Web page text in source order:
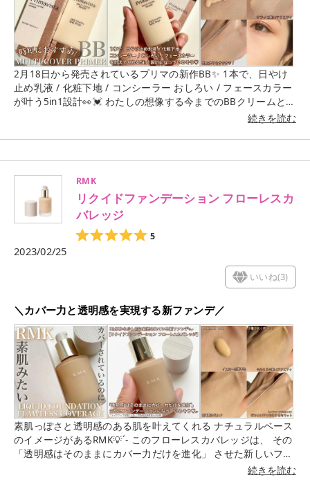
2月18日から発売されているプリマの新作BB✨ 1本で、日やけ
止め乳液 / 化粧下地 / コンシーラー おしろい / フェースカラー
が叶う5in1設計👀💓 わたしの想像する今までのBBクリームとは
違い、 なめらかさもありつつサラッと軽いテクスチャ𓋪◌ 仕上
本当に時短になるな〜と🫢💡 肌への密着感も良く、長時間の色
すめします🤔 カバー力はハイカバー！とまでは思いませんでし
たが (濃いシミはちょっと気になるかなって感じです。) 毛穴や
色ムラは目立ちにくくしてくれるので 軽いお出かけなら1本で
十分だと思います◎ あとは、厚塗り感が出ないところがgoodで
す❣️ 【COLOR】 02：ヘルシーベージュ
続きを読む
RMK
リクイドファンデーション フローレスカ
バレッジ
5
2023/02/25
いいね(3)
＼カバー力と透明感を実現する新ファンデ／
素肌っぽさと透明感のある肌を叶えてくれる ナチュラルベース
のイメージがあるRMK💡´- このフローレスカバレッジは、 その
「透明感はそのままにカバー力だけを進化」 させた新しいファ
続きを読む